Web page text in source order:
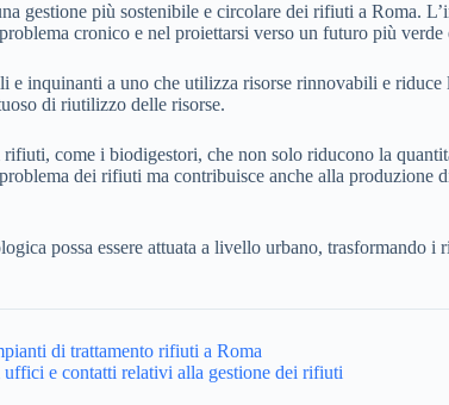
gestione più sostenibile e circolare dei rifiuti a Roma.
cronico e nel proiettarsi verso un futuro più verde
inquinanti a uno che utilizza risorse rinnovabili e riduce
di riutilizzo delle risorse.
come i biodigestori, che non solo riducono la
dei rifiuti ma contribuisce anche alla produzione
possa essere attuata a livello urbano, trasformando
di trattamento rifiuti a Roma
e contatti relativi alla gestione dei rifiuti